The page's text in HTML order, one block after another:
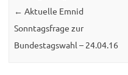
← Aktuelle Emnid
Sonntagsfrage zur
Bundestagswahl – 24.04.16